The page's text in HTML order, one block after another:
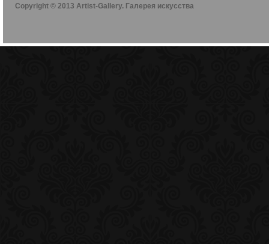
Copyright © 2013 Artist-Gallery. Галерея искусства